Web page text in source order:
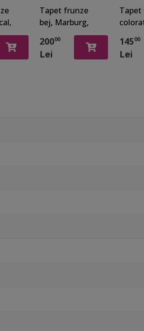
Tapet frunze
bej, Marburg,
New Spirit 32744
20000
Lei
Tapet
408355
14500
Lei